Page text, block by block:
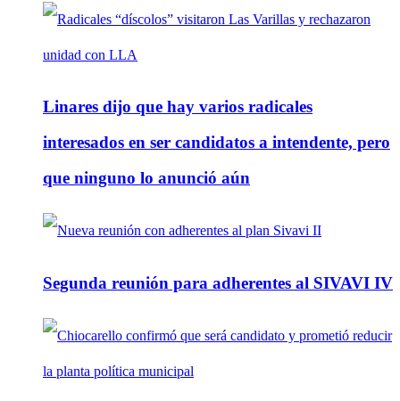
Linares dijo que hay varios radicales
interesados en ser candidatos a intendente, pero
que ninguno lo anunció aún
Segunda reunión para adherentes al SIVAVI IV